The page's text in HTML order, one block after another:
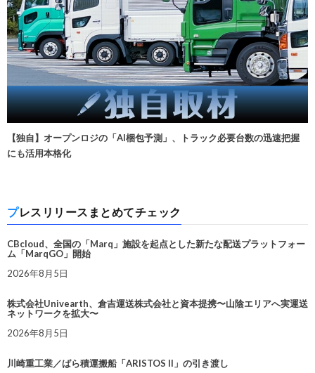
【独自】オープンロジの「AI梱包予測」、トラック必要台数の迅速把握
にも活用本格化
プレスリリースまとめてチェック
CBcloud、全国の「Marq」施設を起点とした新たな配送プラットフォー
ム「MarqGO」開始
2026年8月5日
株式会社Univearth、倉吉運送株式会社と資本提携〜山陰エリアへ実運送
ネットワークを拡大〜
2026年8月5日
川崎重工業／ばら積運搬船「ARISTOS II」の引き渡し